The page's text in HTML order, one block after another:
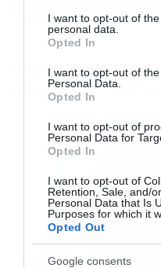
not limited to your visit or
grant or deny consent to
use your data for below
consent section.
I want to opt-out of
personal data.
Opted In
I want to opt-out of
Personal Data.
Opted In
I want to opt-out of
Personal Data for
Opted In
I want to opt-out of
Retention, Sale, and/
Personal Data that Is
Purposes for which it
Opted Out
Google consents
επανασύνδεσή τους
Ο Glenn
από τις